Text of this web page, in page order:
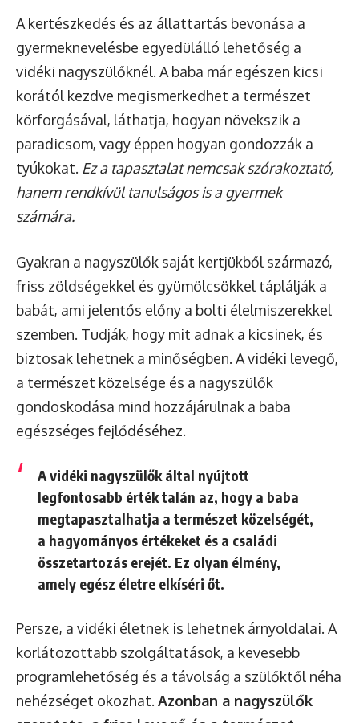
A kertészkedés és az állattartás bevonása a
gyermeknevelésbe egyedülálló lehetőség a
vidéki nagyszülőknél. A baba már egészen kicsi
korától kezdve megismerkedhet a természet
körforgásával, láthatja, hogyan növekszik a
paradicsom, vagy éppen hogyan gondozzák a
tyúkokat. Ez a tapasztalat nemcsak szórakoztató,
hanem rendkívül tanulságos is a gyermek
számára.
Gyakran a nagyszülők saját kertjükből származó,
friss zöldségekkel és gyümölcsökkel táplálják a
babát, ami jelentős előny a bolti élelmiszerekkel
szemben. Tudják, hogy mit adnak a kicsinek, és
biztosak lehetnek a minőségben. A vidéki levegő,
a természet közelsége és a nagyszülők
gondoskodása mind hozzájárulnak a baba
egészséges fejlődéséhez.
A vidéki nagyszülők által nyújtott
legfontosabb érték talán az, hogy a baba
megtapasztalhatja a természet közelségét,
a hagyományos értékeket és a családi
összetartozás erejét. Ez olyan élmény,
amely egész életre elkíséri őt.
Persze, a vidéki életnek is lehetnek árnyoldalai. A
korlátozottabb szolgáltatások, a kevesebb
programlehetőség és a távolság a szülőktől néha
nehézséget okozhat. Azonban a nagyszülők